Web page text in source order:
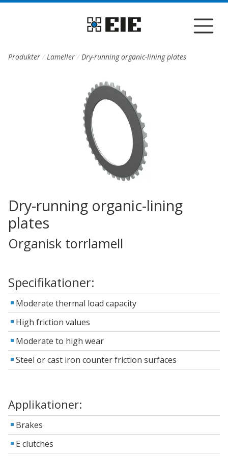
Till sidans huvudinnehåll
Produkter Lameller Dry-running organic-lining plates
Dry-running organic-lining
plates
Organisk torrlamell
Specifikationer:
Moderate thermal load capacity
High friction values
Moderate to high wear
Steel or cast iron counter friction surfaces
Applikationer:
Brakes
E clutches